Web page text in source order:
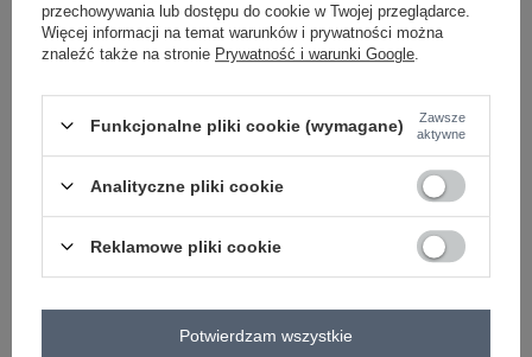
Masz pytanie? Chętnie pomożemy.
Zadzwoń+48 601 547 740 Zadaj pytanie
Czarne spodnie z materiału Grace
Kod produktu
FE-SP-5704.69P
FAME
wzór
gładki
wysoki
przechowywania lub dostępu do cookie w Twojej przeglądarce.
Więcej informacji na temat warunków i prywatności można
znaleźć także na stronie Prywatność i warunki Google
Funkcjonalne pliki cookie (wymagane)
Zawsze
aktywne
Analityczne pliki cookie
Reklamowe pliki cookie
Potwierdzam wszystkie